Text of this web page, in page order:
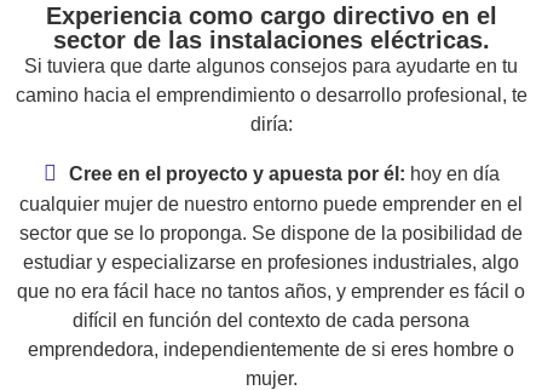
Experiencia como cargo directivo en el
sector de las instalaciones eléctricas.
Si tuviera que darte algunos consejos para ayudarte en tu
camino hacia el emprendimiento o desarrollo profesional, te
diría:
Cree en el proyecto y apuesta por él: hoy en día
cualquier mujer de nuestro entorno puede emprender en el
sector que se lo proponga. Se dispone de la posibilidad de
estudiar y especializarse en profesiones industriales, algo
que no era fácil hace no tantos años, y emprender es fácil o
difícil en función del contexto de cada persona
emprendedora, independientemente de si eres hombre o
mujer.